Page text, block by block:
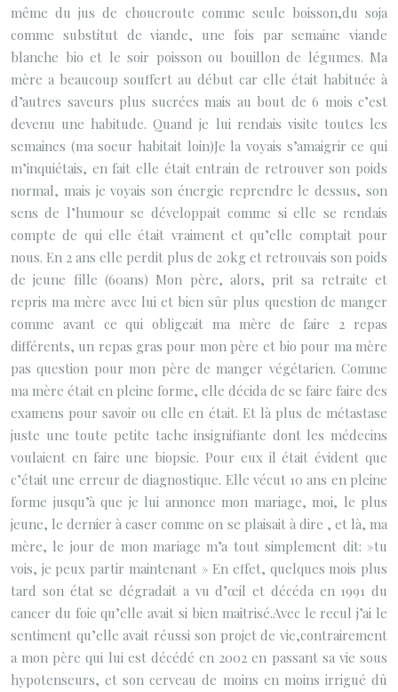
même du jus de choucroute comme seule boisson,du soja
comme substitut de viande, une fois par semaine viande
blanche bio et le soir poisson ou bouillon de légumes. Ma
mère a beaucoup souffert au début car elle était habituée à
d’autres saveurs plus sucrées mais au bout de 6 mois c’est
devenu une habitude. Quand je lui rendais visite toutes les
semaines (ma soeur habitait loin)Je la voyais s’amaigrir ce qui
m’inquiétais, en fait elle était entrain de retrouver son poids
normal, mais je voyais son énergie reprendre le dessus, son
sens de l’humour se développait comme si elle se rendais
compte de qui elle était vraiment et qu’elle comptait pour
nous. En 2 ans elle perdit plus de 20kg et retrouvais son poids
de jeune fille (60ans) Mon père, alors, prit sa retraite et
repris ma mère avec lui et bien sûr plus question de manger
comme avant ce qui obligeait ma mère de faire 2 repas
différents, un repas gras pour mon père et bio pour ma mère
pas question pour mon père de manger végétarien. Comme
ma mère était en pleine forme, elle décida de se faire faire des
examens pour savoir ou elle en était. Et là plus de métastase
juste une toute petite tache insignifiante dont les médecins
voulaient en faire une biopsie. Pour eux il était évident que
c’était une erreur de diagnostique. Elle vécut 10 ans en pleine
forme jusqu’à que je lui annonce mon mariage, moi, le plus
jeune, le dernier à caser comme on se plaisait à dire , et là, ma
mère, le jour de mon mariage m’a tout simplement dit: »tu
vois, je peux partir maintenant » En effet, quelques mois plus
tard son état se dégradait a vu d’œil et décéda en 1991 du
cancer du foie qu’elle avait si bien maitrisé.Avec le recul j’ai le
sentiment qu’elle avait réussi son projet de vie,contrairement
a mon père qui lui est décédé en 2002 en passant sa vie sous
hypotenseurs, et son cerveau de moins en moins irrigué dû